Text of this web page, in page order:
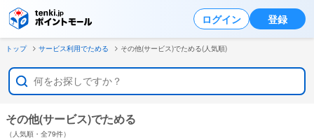
ログイン 登録
トップ サービス利用でためる その他(サービス)でためる(人気順)
その他(サービス)でためる
（人気順・全79件）